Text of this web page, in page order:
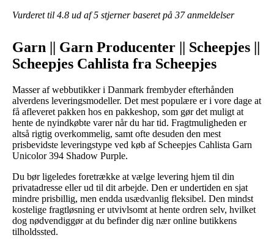
Vurderet til 4.8 ud af 5 stjerner baseret på 37anmeldelser
Garn || Garn Producenter || Scheepjes ||
Scheepjes Cahlista fra Scheepjes
Masser af webbutikker i Danmark frembyder efterhånden
alverdens leveringsmodeller. Det mest populære er i vore dage at
få afleveret pakken hos en pakkeshop, som gør det muligt at
hente de nyindkøbte varer når du har tid. Fragtmuligheden er
altså rigtig overkommelig, samt ofte desuden den mest
prisbevidste leveringstype ved køb af Scheepjes Cahlista Garn
Unicolor 394 Shadow Purple.
Du bør ligeledes foretrække at vælge levering hjem til din
privatadresse eller ud til dit arbejde. Den er undertiden en sjat
mindre prisbillig, men endda usædvanlig fleksibel. Den mindst
kostelige fragtløsning er utvivlsomt at hente ordren selv, hvilket
dog nødvendiggør at du befinder dig nær online butikkens
tilholdssted.